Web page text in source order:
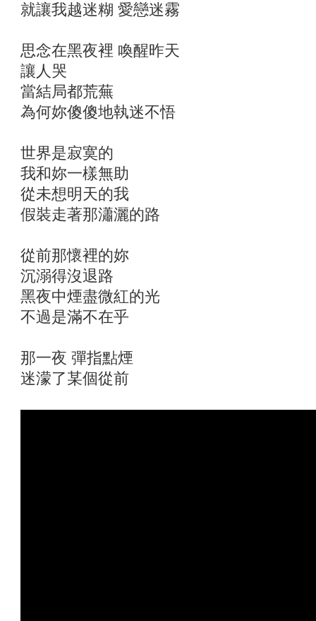
就讓我越迷糊 愛戀迷霧
思念在黑夜裡 喚醒昨天
讓人哭
當結局都荒蕪
為何妳傻傻地執迷不悟
世界是寂寞的
我和妳一樣無助
從未想明天的我
假裝走著那瀟灑的路
從前那懷裡的妳
沉溺得沒退路
黑夜中煙盡微紅的光
不過是滿不在乎
那一夜 彈指點煙
迷濛了某個從前